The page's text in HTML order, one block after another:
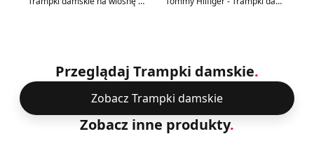
Przeglądaj Trampki damskie.
Zobacz Trampki damskie
Zobacz inne produkty.